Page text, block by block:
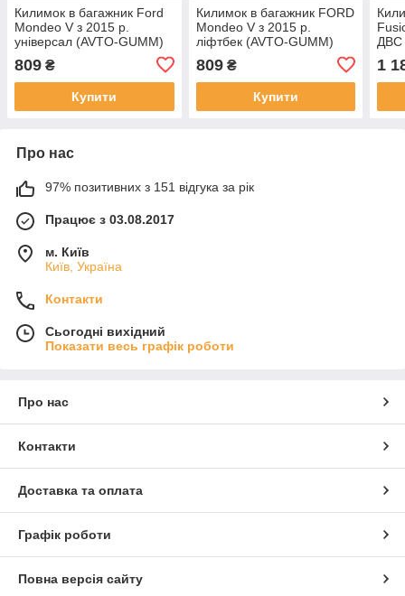
Килимок в багажник Ford
Mondeo V з 2015 р.
універсал (AVTO-GUMM)
809 ₴
Купити
Килимок в багажник FORD
Mondeo V з 2015 р.
ліфтбек (AVTO-GUMM)
809₴
Купити
ДВС
1
Про нас
97% позитивних з 151 відгука за рік
Працює з 03.08.2017
м. Київ
Київ, Україна
Контакти
Сьогодні вихідний
Показати весь графік роботи
Про нас
Контакти
Доставка та оплата
Графік роботи
Повна версія сайту